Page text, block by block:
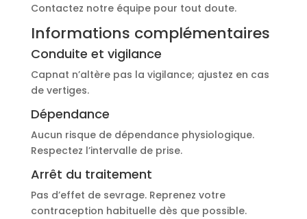
Contactez notre équipe pour tout doute.
Informations complémentaires
Conduite et vigilance
Capnat n’altère pas la vigilance; ajustez en cas
de vertiges.
Dépendance
Aucun risque de dépendance physiologique.
Respectez l’intervalle de prise.
Arrêt du traitement
Pas d’effet de sevrage. Reprenez votre
contraception habituelle dès que possible.